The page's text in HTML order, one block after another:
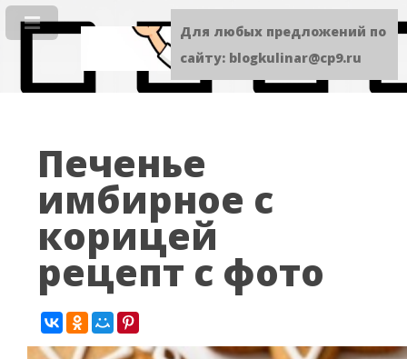
Печенье
имбирное с
корицей
рецепт с фото
Для любых предложений по
сайту: blogkulinar@cp9.ru